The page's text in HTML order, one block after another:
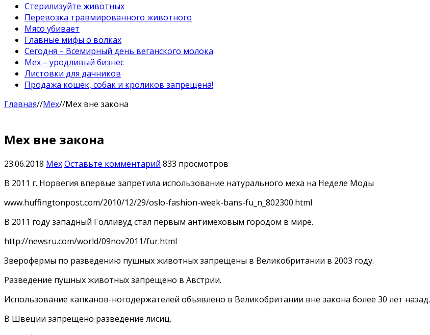
Стерилизуйте животных
Перевозка травмированного животного
Мясо убивает
Главные мифы о волках
Сегодня – Всемирный день веганского молока
Мех – уродливый бизнес
Листовки для дачников
Продажа кошек, собак и кроликов запрещена!
Главная//Мех//Мех вне закона
Мех вне закона
23.06.2018 МехОставьте комментарий 833 просмотров
В 2011 г. Норвегия впервые запретила использование натурального меха на Неделе Моды
www.huffingtonpost.com/2010/12/29/oslo-fashion-week-bans-fu_n_802300.html
В 2011 году западный Голливуд стал первым антимеховым городом в мире.
http://newsru.com/world/09nov2011/fur.html
Зверофермы по разведению пушных животных запрещены в Великобритании в 2003 году.
Разведение пушных животных запрещено в Австрии.
Использование капканов-ногодержателей объявлено в Великобритании вне закона более 30 лет назад.
В Швеции запрещено разведение лисиц.